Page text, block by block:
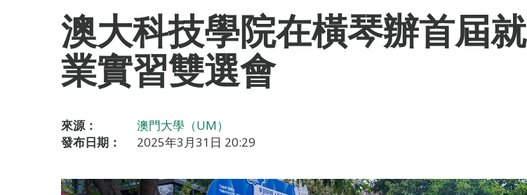
澳大科技學院在橫琴辦首屆就
業實習雙選會
來源：
澳門大學（UM）
發布日期：
2025年3月31日 20:29